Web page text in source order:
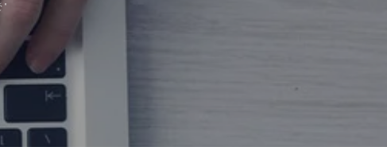
dla użytkownika systemu"
Mundipharma Polska